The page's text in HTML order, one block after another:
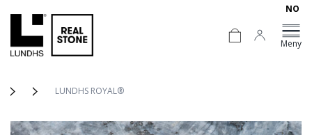
NO
Meny
LUNDHS ROYAL®